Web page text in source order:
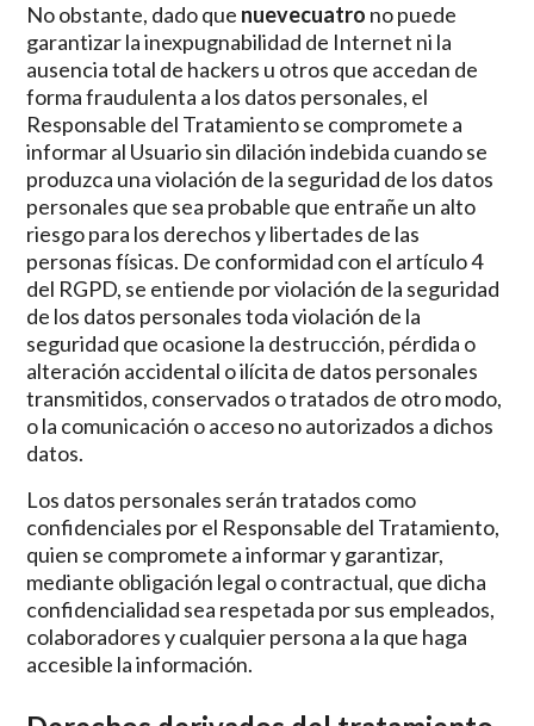
No obstante, dado que nuevecuatro no puede
garantizar la inexpugnabilidad de Internet ni la
ausencia total de hackers u otros que accedan de
forma fraudulenta a los datos personales, el
Responsable del Tratamiento se compromete a
informar al Usuario sin dilación indebida cuando se
produzca una violación de la seguridad de los datos
personales que sea probable que entrañe un alto
riesgo para los derechos y libertades de las
personas físicas. De conformidad con el artículo 4
del RGPD, se entiende por violación de la seguridad
de los datos personales toda violación de la
seguridad que ocasione la destrucción, pérdida o
alteración accidental o ilícita de datos personales
transmitidos, conservados o tratados de otro modo,
o la comunicación o acceso no autorizados a dichos
datos.
Los datos personales serán tratados como
confidenciales por el Responsable del Tratamiento,
quien se compromete a informar y garantizar,
mediante obligación legal o contractual, que dicha
confidencialidad sea respetada por sus empleados,
colaboradores y cualquier persona a la que haga
accesible la información.